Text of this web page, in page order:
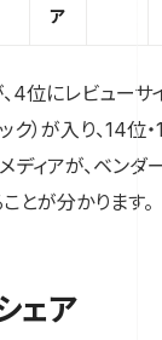
ア
4位にレビューサ
ク）が入り、14位
ディアが、ベンダ
とが分かります。
ェア